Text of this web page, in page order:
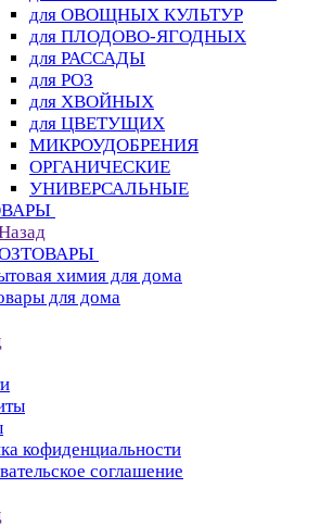
для ОВОЩНЫХ КУЛЬТУР
для ПЛОДОВО-ЯГОДНЫХ
для РАССАДЫ
для РОЗ
для ХВОЙНЫХ
для ЦВЕТУЩИХ
МИКРОУДОБРЕНИЯ
ОРГАНИЧЕСКИЕ
УНИВЕРСАЛЬНЫЕ
химия для дома
для дома
кофиденциальности
соглашение